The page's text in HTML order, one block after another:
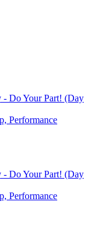
Do Your Part! (Day
Performance
Do Your Part! (Day
Performance